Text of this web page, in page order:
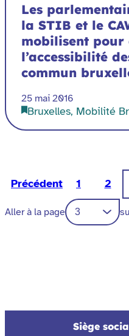
Les
la STIB et le
mobilisent
l’accessibilité
commun
25 mai 2016
Bruxelles, Mobilité
Précédent 1 2
Aller à la page
Siège